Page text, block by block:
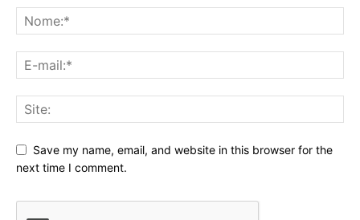
Save my name, email, and website in this browser for the
next time I comment.